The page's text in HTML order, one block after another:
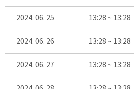
2024. 06. 25 13:28 ~ 13:28
2024. 06. 26 13:28 ~ 13:28
2024. 06. 27 13:28 ~ 13:28